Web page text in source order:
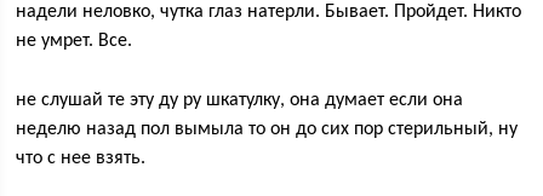
надели неловко, чутка глаз натерли. Бывает. Пройдет. Никто
не умрет. Все.
не слушай те эту ду ру шкатулку, она думает если она
неделю назад пол вымыла то он до сих пор стерильный, ну
что с нее взять.